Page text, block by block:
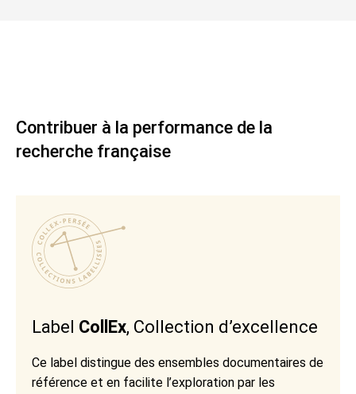
Contribuer à la performance de la
recherche française
Label CollEx, Collection d’excellence
Ce label distingue des ensembles documentaires de
référence et en facilite l’exploration par les